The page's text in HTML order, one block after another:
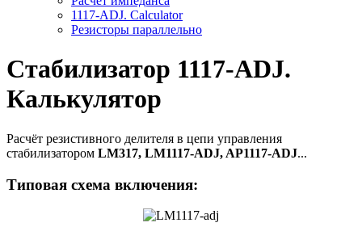
1117-ADJ. Calculator
Резисторы параллельно
Стабилизатор 1117-ADJ.
Калькулятор
Расчёт резистивного делителя в цепи управления
стабилизатором LM317, LM1117-ADJ, AP1117-ADJ...
Типовая схема включения: